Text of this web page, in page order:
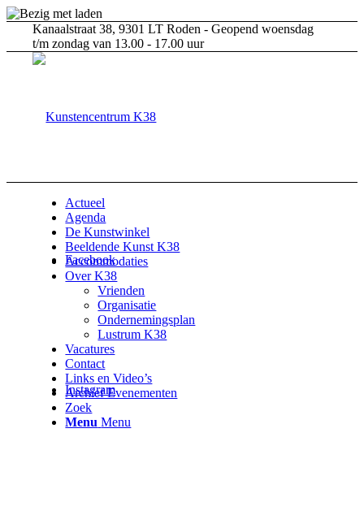
Kanaalstraat 38, 9301 LT Roden - Geopend woensdag
t/m zondag van 13.00 - 17.00 uur
Facebook
Instagram
Actueel
Agenda
De Kunstwinkel
Beeldende Kunst K38
Accommodaties
Over K38
Vrienden
Organisatie
Ondernemingsplan
Lustrum K38
Vacatures
Contact
Links en Video’s
Archief Evenementen
Zoek
Menu Menu